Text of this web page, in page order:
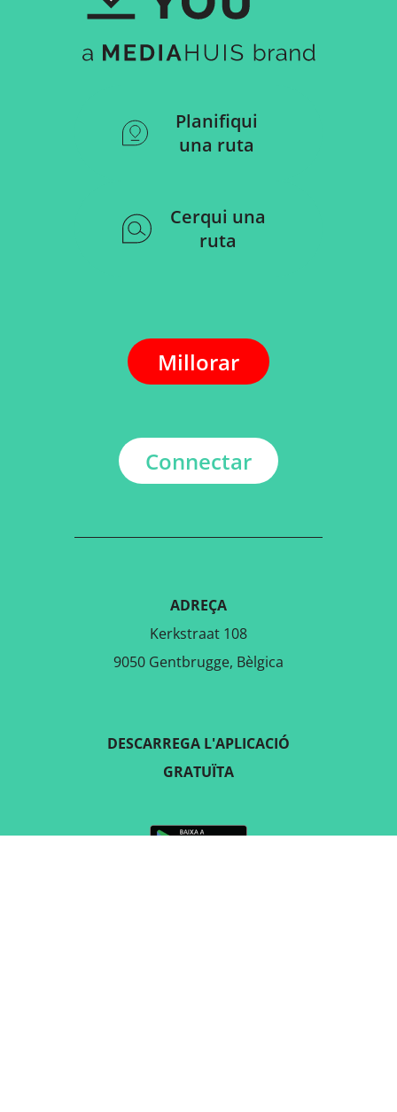
Planifiqui
una ruta
Cerqui una
ruta
Millorar
Connectar
ADREÇA
Kerkstraat 108
9050 Gentbrugge, Bèlgica
DESCARREGA L'APLICACIÓ
GRATUÏTA